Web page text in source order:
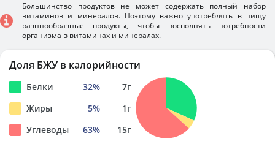
Большинство продуктов не может содержать полный набор
витаминов и минералов. Поэтому важно употреблять в пищу
разннообразные продукты, чтобы восполнять потребности
организма в витаминах и минералах.
Доля БЖУ в калорийности
Белки 32% 7г
Жиры
5% 1г
Углеводы
63% 15г